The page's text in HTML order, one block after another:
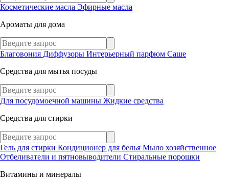
Косметические масла Эфирные масла
Ароматы для дома
Благовония Диффузоры Интерьерный парфюм Саше
Средства для мытья посуды
Для посудомоечной машины Жидкие средства
Средства для стирки
Гель для стирки Кондиционер для белья Мыло хозяйственное
Отбеливатели и пятновыводители Стиральные порошки
Витамины и минералы